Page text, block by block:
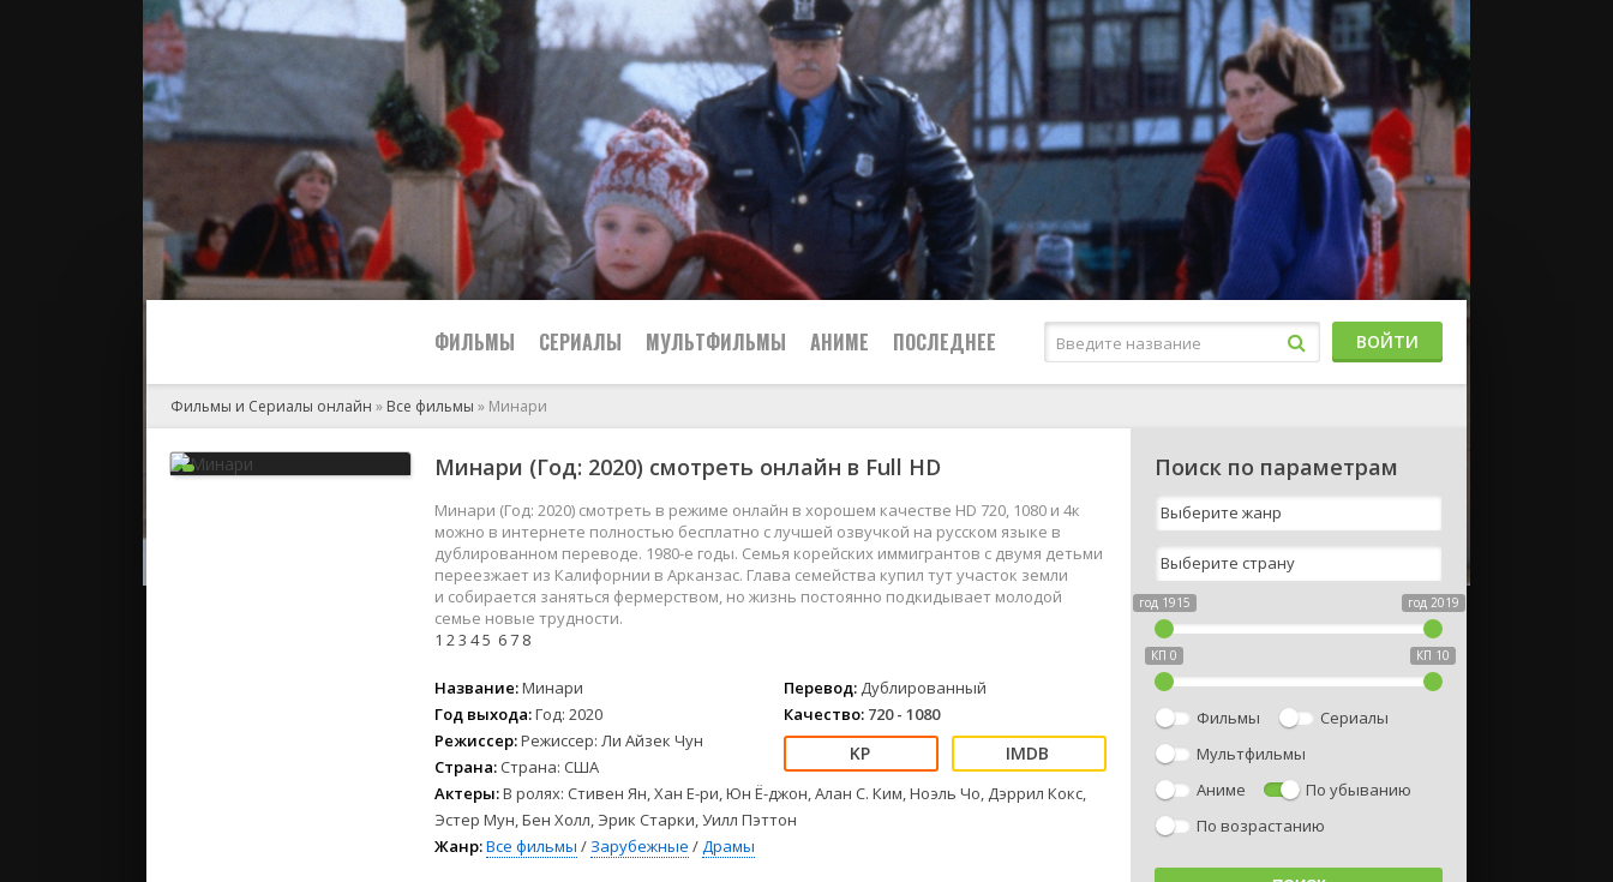
ФИЛЬМЫ
2024
2023
2022
2021
СССР
Зарубежные
Боевики
Военные
Детективы
Детские
Драмы
Мелодрамы
Приключения
Семейные
Спорт
Триллеры
Фэнтези
СЕРИАЛЫ МУЛЬТФИЛЬМЫ АНИМЕ ПОСЛЕДНЕЕ
2024
2023
2022
2021
СССР
Фильмы из соцетей
ВОЙТИ
Фильмы и Сериалы онлайн » Все фильмы » Минари
Минари (Год: 2020) смотреть онлайн в Full HD
Минари (Год: 2020) смотреть в режиме онлайн в хорошем качестве HD 720, 1080 и 4к
можно в интернете полностью бесплатно с лучшей озвучкой на русском языке в
дублированном переводе. 1980-е годы. Семья корейских иммигрантов с двумя детьми
переезжает из Калифорнии в Арканзас. Глава семейства купил тут участок земли
и собирается заняться фермерством, но жизнь постоянно подкидывает молодой
семье новые трудности.
1 23 45 67 8
Название:Минари
Год выхода:Год: 2020
Режиссер:Режиссер: Ли Айзек Чун
Страна: Страна: США
Перевод: Дублированный
Качество: 720 - 1080
Актеры:В ролях: Стивен Ян, Хан Е-ри, Юн Ё-джон, Алан С. Ким, Ноэль Чо, Дэррил Кокс,
Эстер Мун, Бен Холл, Эрик Старки, Уилл Пэттон
Жанр:Все фильмы / Зарубежные /Драмы
Поиск по параметрам
год 1915 год 2019
КП 0 КП 10
Фильмы
Сериалы
Мультфильмы
Аниме
По убыванию
По возрастанию